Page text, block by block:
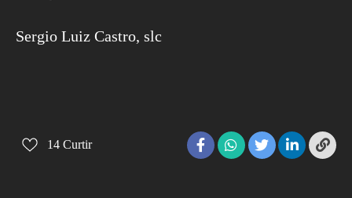
Sergio Luiz Castro, slc
14 Curtir